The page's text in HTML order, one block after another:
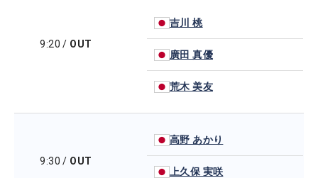
9:20 / OUT
吉川 桃
廣田 真優
荒木 美友
9:30 / OUT
高野 あかり
上久保 実咲